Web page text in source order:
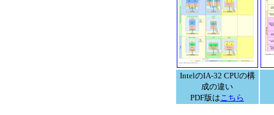
IntelのIA-32 CPUの構
成の違い
PDF版はこちら